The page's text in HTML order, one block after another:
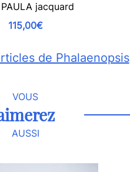
jacquard
115,00€
de Phalaenopsis
VOUS
AUSSI